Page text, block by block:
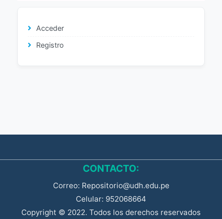
Acceder
Registro
CONTACTO:
Correo: Repositorio@udh.edu.pe
Celular: 952068664
Copyright © 2022. Todos los derechos reservados